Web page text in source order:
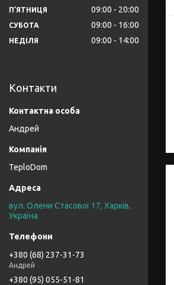
ПʼЯТНИЦЯ 09:00 20:00
СУБОТА 09:00 16:00
НЕДІЛЯ 09:00 14:00
Контакти
Андрей
TeploDom
вул. Олени Стасової 17, Харків,
Україна
+380 (68) 237-31-73
Андрей
+380 (95) 055-51-81